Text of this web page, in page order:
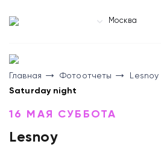
Москва
Главная Фотоотчеты
Lesnoy
Saturday night
16 МАЯ СУББОТА
Lesnoy